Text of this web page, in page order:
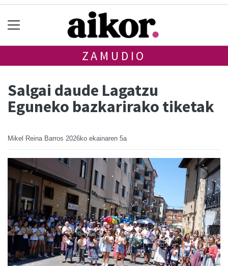
ZAMUDIO
Salgai daude Lagatzu
Eguneko bazkarirako tiketak
Mikel Reina Barros 2026ko ekainaren 5a